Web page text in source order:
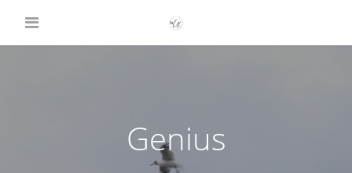
Genius